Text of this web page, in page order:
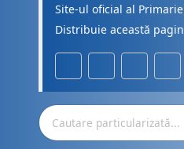
Site-ul oficial al
Distribuie această